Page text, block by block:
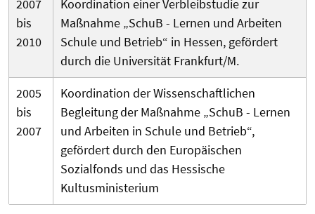
2007
bis
2010
Koordination einer Verbleibstudie zur
Maßnahme „SchuB - Lernen und Arbeiten
Schule und Betrieb“ in Hessen, gefördert
durch die Universität Frankfurt/M.
2005
bis
2007
Koordination der Wissenschaftlichen
Begleitungder Maßnahme „SchuB - Lernen
und Arbeiten in Schule und Betrieb“,
gefördert durch den Europäischen
Sozialfonds und das Hessische
Kultusministerium